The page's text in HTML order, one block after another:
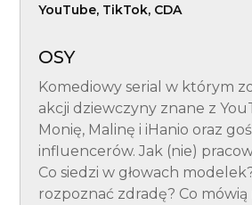
YouTube, TikTok, CDA
OSY
Komediowy serial w którym
akcji dziewczyny znane z
Monię, Malinę i iHanio oraz
influencerów. Jak (nie)
Co siedzi w głowach
rozpoznać zdradę? Co